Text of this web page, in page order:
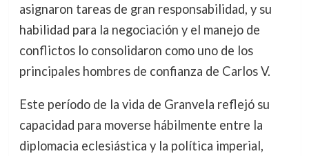
asignaron tareas de gran responsabilidad, y su
habilidad para la negociación y el manejo de
conflictos lo consolidaron como uno de los
principales hombres de confianza de Carlos V.
Este período de la vida de Granvela reflejó su
capacidad para moverse hábilmente entre la
diplomacia eclesiástica y la política imperial,